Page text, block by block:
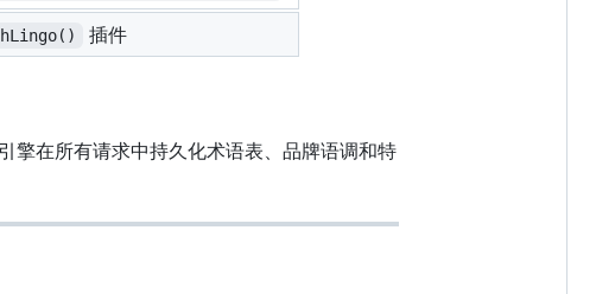
插件
在所有请求中持久化术语表、品牌语调和特